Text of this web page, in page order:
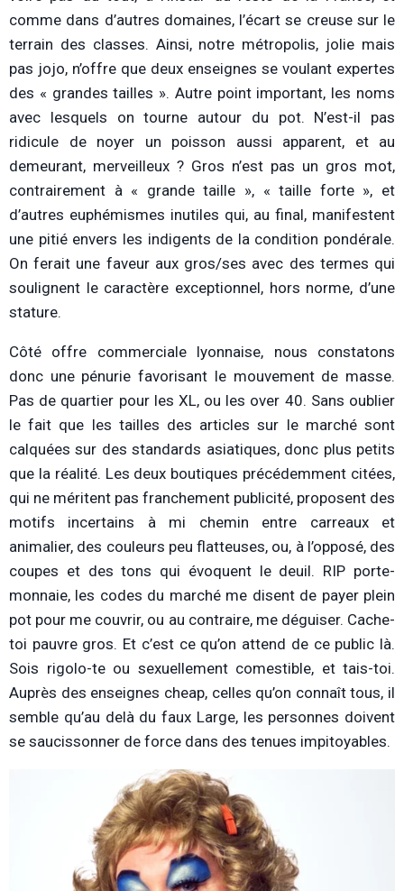
comme dans d’autres domaines, l’écart se creuse sur le
terrain des classes. Ainsi, notre métropolis, jolie mais
pas jojo, n’offre que deux enseignes se voulant expertes
des « grandes tailles ». Autre point important, les noms
avec lesquels on tourne autour du pot. N’est-il pas
ridicule de noyer un poisson aussi apparent, et au
demeurant, merveilleux ? Gros n’est pas un gros mot,
contrairement à « grande taille », « taille forte », et
d’autres euphémismes inutiles qui, au final, manifestent
une pitié envers les indigents de la condition pondérale.
On ferait une faveur aux gros/ses avec des termes qui
soulignent le caractère exceptionnel, hors norme, d’une
stature.
Côté offre commerciale lyonnaise, nous constatons
donc une pénurie favorisant le mouvement de masse.
Pas de quartier pour les XL, ou les over 40. Sans oublier
le fait que les tailles des articles sur le marché sont
calquées sur des standards asiatiques, donc plus petits
que la réalité. Les deux boutiques précédemment citées,
qui ne méritent pas franchement publicité, proposent des
motifs incertains à mi chemin entre carreaux et
animalier, des couleurs peu flatteuses, ou, à l’opposé, des
coupes et des tons qui évoquent le deuil. RIP porte-
monnaie, les codes du marché me disent de payer plein
pot pour me couvrir, ou au contraire, me déguiser. Cache-
toi pauvre gros. Et c’est ce qu’on attend de ce public là.
Sois rigolo-te ou sexuellement comestible, et tais-toi.
Auprès des enseignes cheap, celles qu’on connaît tous, il
semble qu’au delà du faux Large, les personnes doivent
se saucissonner de force dans des tenues impitoyables.